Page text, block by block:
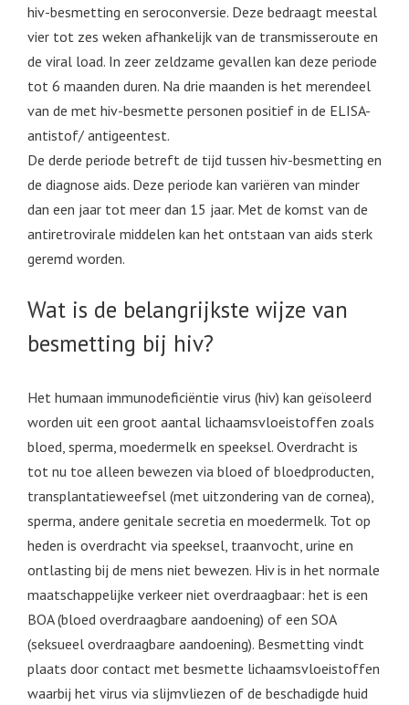
hiv-besmetting en seroconversie. Deze bedraagt meestal
vier tot zes weken afhankelijk van de transmisseroute en
de viral load. In zeer zeldzame gevallen kan deze periode
tot 6 maanden duren. Na drie maanden is het merendeel
van de met hiv-besmette personen positief in de ELISA-
antistof/ antigeentest.
De derde periode betreft de tijd tussen hiv-besmetting en
de diagnose aids. Deze periode kan variëren van minder
dan een jaar tot meer dan 15 jaar. Met de komst van de
antiretrovirale middelen kan het ontstaan van aids sterk
geremd worden.
Wat is de belangrijkste wijze van
besmetting bij hiv?
Het humaan immunodeficiëntie virus (hiv) kan geïsoleerd
worden uit een groot aantal lichaamsvloeistoffen zoals
bloed, sperma, moedermelk en speeksel. Overdracht is
tot nu toe alleen bewezen via bloed of bloedproducten,
transplantatieweefsel (met uitzondering van de cornea),
sperma, andere genitale secretia en moedermelk. Tot op
heden is overdracht via speeksel, traanvocht, urine en
ontlasting bij de mens niet bewezen. Hiv is in het normale
maatschappelijke verkeer niet overdraagbaar: het is een
BOA (bloed overdraagbare aandoening) of een SOA
(seksueel overdraagbare aandoening). Besmetting vindt
plaats door contact met besmette lichaamsvloeistoffen
waarbij het virus via slijmvliezen of de beschadigde huid